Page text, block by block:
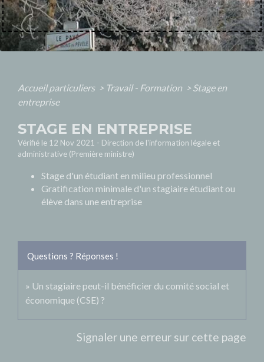
Accueil particuliers > Travail - Formation > Stage en
entreprise
STAGE EN ENTREPRISE
Vérifié le 12 Nov 2021 - Direction de l'information légale et
administrative (Première ministre)
Stage d'un étudiant en milieu professionnel
Gratification minimale d'un stagiaire étudiant ou
élève dans une entreprise
Questions ? Réponses !
Un stagiaire peut-il bénéficier du comité social et
économique (CSE) ?
Signaler une erreur sur cette page